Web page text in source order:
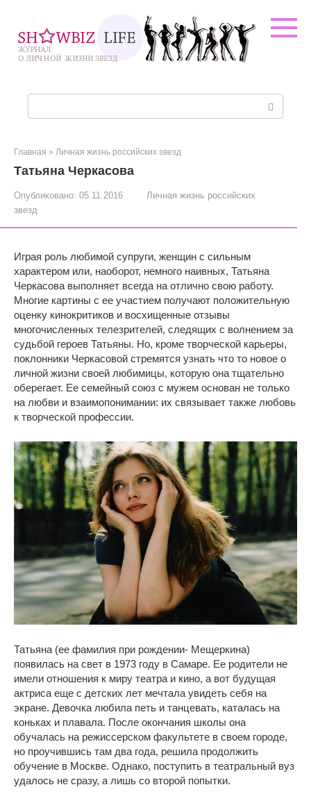
контенту
Главная » Личная жизнь российских звезд
Татьяна Черкасова
Опубликовано: 05.11.2016
Личная жизнь российских
звезд
Играя роль любимой супруги, женщин с сильным
характером или, наоборот, немного наивных, Татьяна
Черкасова выполняет всегда на отлично свою работу.
Многие картины с ее участием получают положительную
оценку кинокритиков и восхищенные отзывы
многочисленных телезрителей, следящих с волнением за
судьбой героев Татьяны. Но, кроме творческой карьеры,
поклонники Черкасовой стремятся узнать что то новое о
личной жизни своей любимицы, которую она тщательно
оберегает. Ее семейный союз с мужем основан не только
на любви и взаимопонимании: их связывает также любовь
к творческой профессии.
Татьяна (ее фамилия при рождении- Мещеркина)
появилась на свет в 1973 году в Самаре. Ее родители не
имели отношения к миру театра и кино, а вот будущая
актриса еще с детских лет мечтала увидеть себя на
экране. Девочка любила петь и танцевать, каталась на
коньках и плавала. После окончания школы она
обучалась на режиссерском факультете в своем городе,
но проучившись там два года, решила продолжить
обучение в Москве. Однако, поступить в театральный вуз
удалось не сразу, а лишь со второй попытки.